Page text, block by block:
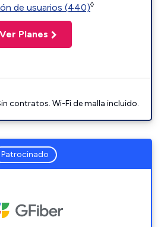
de usuarios (440)◊
Ver Planes
contratos. Wi-Fi de malla incluido.
Patrocinado